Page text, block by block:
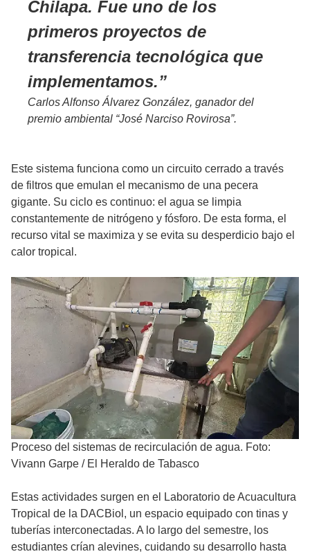
Chilapa. Fue uno de los
primeros proyectos de
transferencia tecnológica que
implementamos.
Carlos Alfonso Álvarez González, ganador del
premio ambiental “José Narciso Rovirosa”.
Este sistema funciona como un circuito cerrado a través
de filtros que emulan el mecanismo de una pecera
gigante. Su ciclo es continuo: el agua se limpia
constantemente de nitrógeno y fósforo. De esta forma, el
recurso vital se maximiza y se evita su desperdicio bajo el
calor tropical.
Proceso del sistemas de recirculación de agua. Foto:
Vivann Garpe / El Heraldo de Tabasco
Estas actividades surgen en el Laboratorio de Acuacultura
Tropical de la DACBiol, un espacio equipado con tinas y
tuberías interconectadas. A lo largo del semestre, los
estudiantes crían alevines, cuidando su desarrollo hasta